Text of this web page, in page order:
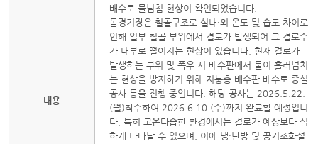
내용
배수로 물넘침 현상이 확인되었습니다.
돔경기장은 철골구조로 실내·외 온도 및 습도 차이로
인해 일부 철골 부위에서 결로가 발생되어 그 결로수
가 내부로 떨어지는 현상이 있습니다. 현재 결로가
발생하는 부위 및 폭우 시 배수판에서 물이 흘러넘치
는 현상을 방지하기 위해 지붕층 배수판·배수로 증설
공사 등을 진행 중입니다. 해당 공사는 2026.5.22.
(월)착수하여 2026.6.10.(수)까지 완료할 예정입니
다. 특히 고온다습한 환경에서는 결로가 예상보다 심
하게 나타날 수 있으며, 이에 냉·난방 및 공기조화설